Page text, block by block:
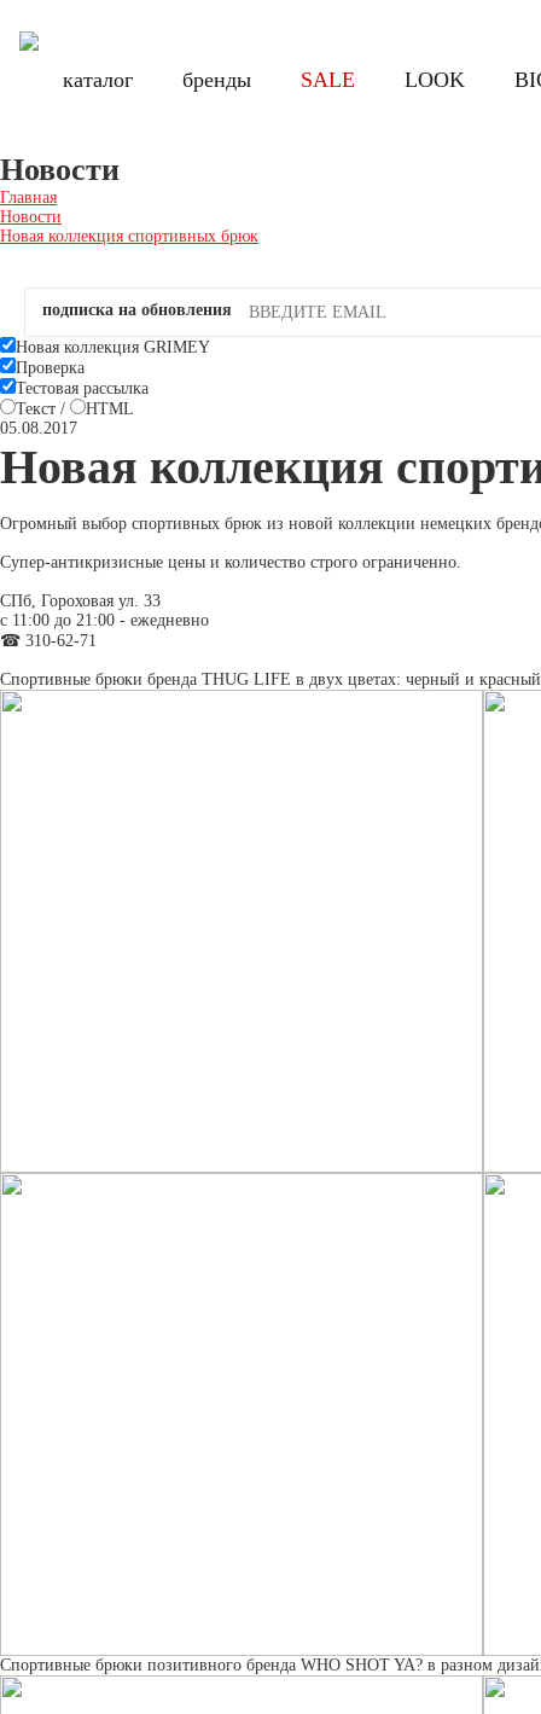
каталог бренды SALE LOOK
каталог бренды SALE LOOK
Новости
Главная
Новости
Новая коллекция спортивных брюк
подписка на обновления
Новая коллекция GRIMEY
Проверка
Тестовая рассылка
Текст /
HTML
05.08.2017
Новая коллекция
Огромный выбор спортивных брюк из новой коллекции немецких
Супер-антикризисные цены и количество строго ограниченно.
СПб, Гороховая ул. 33
c 11:00 до 21:00 - ежедневно
☎ 310-62-71
Спортивные брюки бренда THUG LIFE в двух цветах: черный и
Спортивные брюки позитивного бренда WHO SHOT YA? в разном